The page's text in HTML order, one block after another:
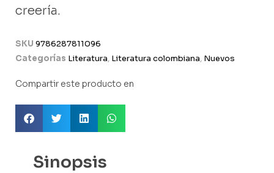
creería.
SKU 9786287811096
Categorías Literatura, Literatura colombiana, Nuevos
Compartir este producto en
Sinopsis